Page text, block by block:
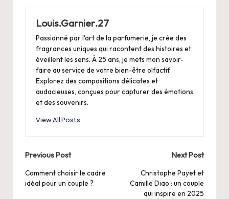
Louis.Garnier.27
Passionné par l'art de la parfumerie, je crée des
fragrances uniques qui racontent des histoires et
éveillent les sens. À 25 ans, je mets mon savoir-
faire au service de votre bien-être olfactif.
Explorez des compositions délicates et
audacieuses, conçues pour capturer des émotions
et des souvenirs.
View All Posts
Post
navigation
Previous Post
Comment choisir le cadre
idéal pour un couple ?
Next Post
Christophe Payet et
Camille Diao : un couple
qui inspire en 2025